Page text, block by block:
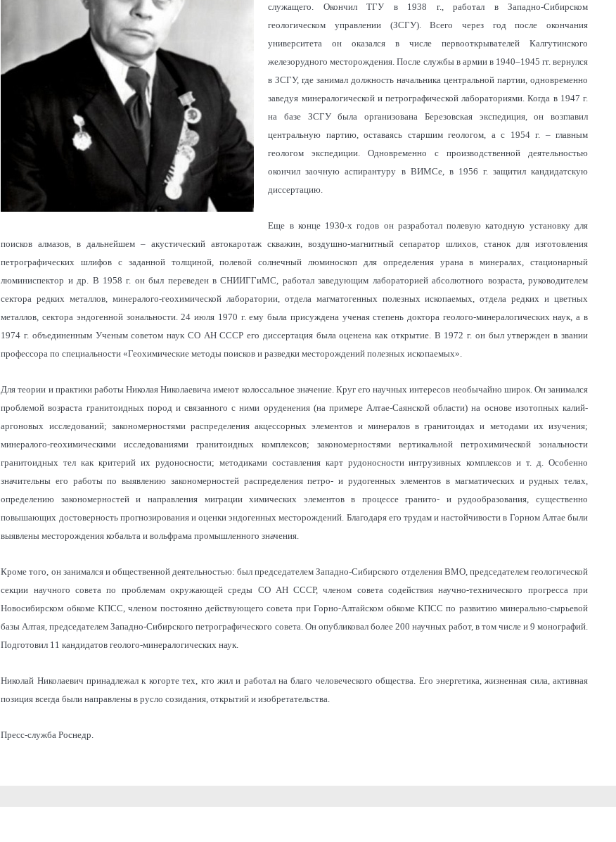
служащего. Окончил ТГУ в 1938 г., работал в Западно-Сибирском
геологическом управлении (ЗСГУ). Всего через год после окончания
университета он оказался в числе первооткрывателей Калгутинского
железорудного месторождения. После службы в армии в 1940–1945 гг. вернулся
в ЗСГУ, где занимал должность начальника центральной партии, одновременно
заведуя минералогической и петрографической лабораториями. Когда в 1947 г.
на базе ЗСГУ была организована Березовская экспедиция, он возглавил
центральную партию, оставаясь старшим геологом, а с 1954 г. – главным
геологом экспедиции. Одновременно с производственной деятельностью
окончил заочную аспирантуру в ВИМСе, в 1956 г. защитил кандидатскую
диссертацию.
Еще в конце 1930-х годов он разработал полевую катодную установку для
поисков алмазов, в дальнейшем – акустический автокаротаж скважин, воздушно-магнитный сепаратор шлихов, станок для изготовления
петрографических шлифов с заданной толщиной, полевой солнечный люминоскоп для определения урана в минералах, стационарный
люминиспектор и др. В 1958 г. он был переведен в СНИИГГиМС, работал заведующим лабораторией абсолютного возраста, руководителем
сектора редких металлов, минералого-геохимической лаборатории, отдела магматогенных полезных ископаемых, отдела редких и цветных
металлов, сектора эндогенной зональности. 24 июля 1970 г. ему была присуждена ученая степень доктора геолого-минералогических наук, а в
1974 г. объединенным Ученым советом наук СО АН СССР его диссертация была оценена как открытие. В 1972 г. он был утвержден в звании
профессора по специальности «Геохимические методы поисков и разведки месторождений полезных ископаемых».
Для теории и практики работы Николая Николаевича имеют колоссальное значение. Круг его научных интересов необычайно широк. Он занимался
проблемой возраста гранитоидных пород и связанного с ними оруденения (на примере Алтае-Саянской области) на основе изотопных калий-
аргоновых исследований; закономерностями распределения акцессорных элементов и минералов в гранитоидах и методами их изучения;
минералого-геохимическими исследованиями гранитоидных комплексов; закономерностями вертикальной петрохимической зональности
гранитоидных тел как критерий их рудоносности; методиками составления карт рудоносности интрузивных комплексов и т. д. Особенно
значительны его работы по выявлению закономерностей распределения петро- и рудогенных элементов в магматических и рудных телах,
определению закономерностей и направления миграции химических элементов в процессе гранито- и рудообразования, существенно
повышающих достоверность прогнозирования и оценки эндогенных месторождений. Благодаря его трудам и настойчивости в Горном Алтае были
выявлены месторождения кобальта и вольфрама промышленного значения.
Кроме того, он занимался и общественной деятельностью: был председателем Западно-Сибирского отделения ВМО, председателем геологической
секции научного совета по проблемам окружающей среды СО АН СССР, членом совета содействия научно-технического прогресса при
Новосибирском обкоме КПСС, членом постоянно действующего совета при Горно-Алтайском обкоме КПСС по развитию минерально-сырьевой
базы Алтая, председателем Западно-Сибирского петрографического совета. Он опубликовал более 200 научных работ, в том числе и 9 монографий.
Подготовил 11 кандидатов геолого-минералогических наук.
Николай Николаевич принадлежал к когорте тех, кто жил и работал на благо человеческого общества. Его энергетика, жизненная сила, активная
позиция всегда были направлены в русло созидания, открытий и изобретательства.
Пресс-служба Роснедр.